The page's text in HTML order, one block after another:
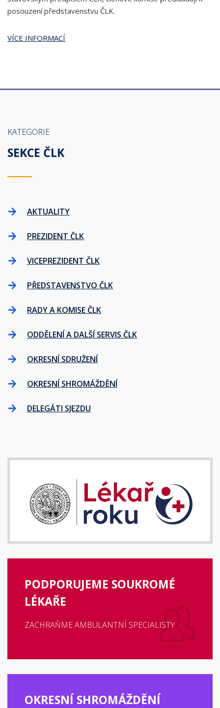
posouzení představenstvu ČLK.
VÍCE INFORMACÍ
KATEGORIE
SEKCE ČLK
AKTUALITY
PREZIDENT ČLK
VICEPREZIDENT ČLK
PŘEDSTAVENSTVO ČLK
RADY A KOMISE ČLK
ODDĚLENÍ A DALŠÍ SERVIS ČLK
OKRESNÍ SDRUŽENÍ
OKRESNÍ SHROMÁŽDĚNÍ
DELEGÁTI SJEZDU
PODPORUJEME SOUKROMÉ
LÉKAŘE
ZACHRAŇME AMBULANTNÍ SPECIALISTY
OKRESNÍ SHROMÁŽDĚNÍ